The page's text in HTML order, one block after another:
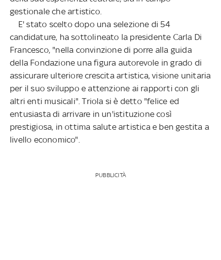
gestionale che artistico.
E' stato scelto dopo una selezione di 54
candidature, ha sottolineato la presidente Carla Di
Francesco, "nella convinzione di porre alla guida
della Fondazione una figura autorevole in grado di
assicurare ulteriore crescita artistica, visione unitaria
per il suo sviluppo e attenzione ai rapporti con gli
altri enti musicali". Triola si è detto "felice ed
entusiasta di arrivare in un'istituzione così
prestigiosa, in ottima salute artistica e ben gestita a
livello economico".
PUBBLICITÀ